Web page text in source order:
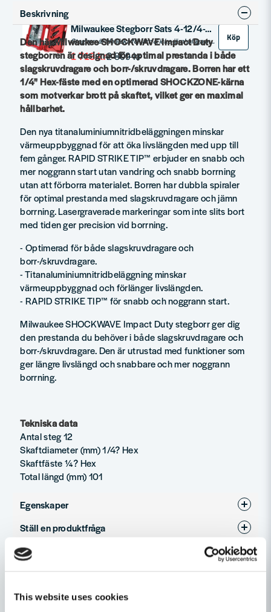
This website uses cookies
Milwaukee Stegborr Sats 4-12/4-20/6-35MM 3-delar
Stegborr är idealiska för järn & icke-järnhaltiga metaller, profiler och rör, koppar, mässing och aluminium, rostfritt stål, plast. Maximal materialtjocklek 4 mm. För att säker ställa bästa möjliga livslängd rekommenderar vi användning av ett kylmedel.
2 809 kr
1 713 kr
Köp
Beskrivning
Den här Milwaukee SHOCKWAVE Impact Duty
stegborren är designad för optimal prestanda i både
slagskruvdragare och borr-/skruvdragare. Borren har ett
1/4" Hex-fäste med en optimerad SHOCKZONE-kärna
som motverkar brott på skaftet, vilket ger en maximal
hållbarhet.
Den nya titanaluminiumnitridbeläggningen minskar
värmeuppbyggnad för att öka livslängden med upp till
fem gånger. RAPID STRIKE TIP™ erbjuder en snabb och
mer noggrann start utan vandring och snabb borrning
utan att förborra materialet. Borren har dubbla spiraler
för optimal prestanda med slagskruvdragare och jämn
borrning. Lasergraverade markeringar som inte slits bort
med tiden ger precision vid borrning.
- Optimerad för både slagskruvdragare och
borr-/skruvdragare.
- Titanaluminiumnitridbeläggning minskar
värmeuppbyggnad och förlänger livslängden.
- RAPID STRIKE TIP™ för snabb och noggrann start.
Milwaukee SHOCKWAVE Impact Duty stegborr ger dig
den prestanda du behöver i både slagskruvdragare och
borr-/skruvdragare. Den är utrustad med funktioner som
ger längre livslängd och snabbare och mer noggrann
borrning.
Tekniska data
Antal steg 12
Skaftdiameter (mm) 1/4? Hex
Skaftfäste ¼? Hex
Total längd (mm) 101
Egenskaper
Produkttyp
Ställ en produktfråga
question
Fråga oss något om denna produkten...
Relaterade kategorier
Stegborr Håltagning